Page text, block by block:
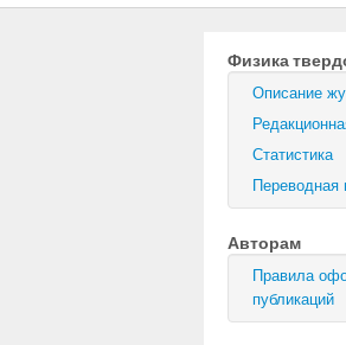
Физика
Описание
Статистика
Переводная
Авторам
Правила
публикаций